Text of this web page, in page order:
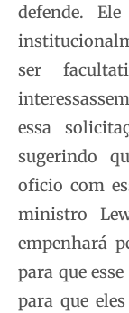
defende.
ser
essa
sugerindo
oficio com
ministro
empenhará
para que
para que